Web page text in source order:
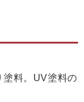
塗料。UV塗料の